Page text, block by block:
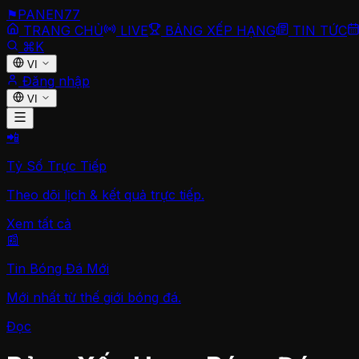
⚑PANEN77
TRANG CHỦ
LIVE BẢNG XẾP HẠNG TIN TỨC
⌘K
VI
Đăng nhập
VI
📲
Tỷ Số Trực Tiếp
Theo dõi lịch & kết quả trực tiếp.
Xem tất cả
📰
Tin Bóng Đá Mới
Mới nhất từ thế giới bóng đá.
Đọc